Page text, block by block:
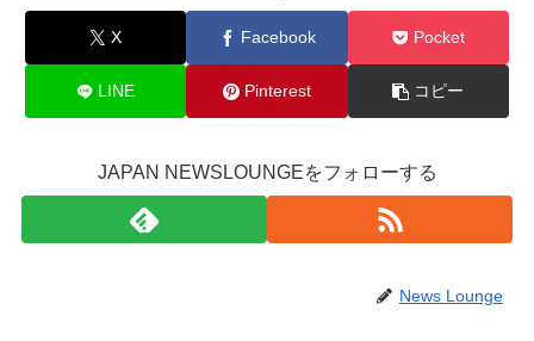
X Facebook Pocket
LINE Pinterest コピー
JAPAN NEWSLOUNGEをフォローする
News Lounge